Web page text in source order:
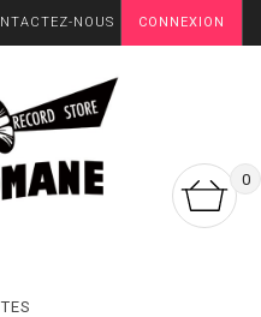
CONNEXION
NOUS
0